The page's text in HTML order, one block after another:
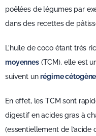
poêlées de légumes par
dans des recettes de
L’huile de coco étant très
moyennes(TCM), elle est
suivent unrégime cétogène
En effet, les TCM sont
digestif en acides gras à
(essentiellement de l’acide